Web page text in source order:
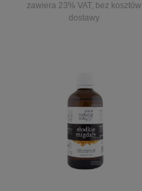
zawiera 23% VAT, bez kosztów
dostawy
powiadom o dostępności